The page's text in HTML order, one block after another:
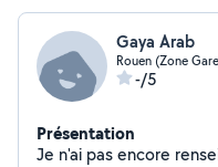
Gaya Arab
Rouen (Zone
-/5
Présentation